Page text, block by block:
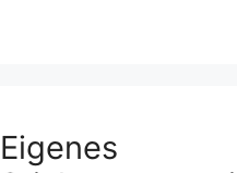
Eigenes